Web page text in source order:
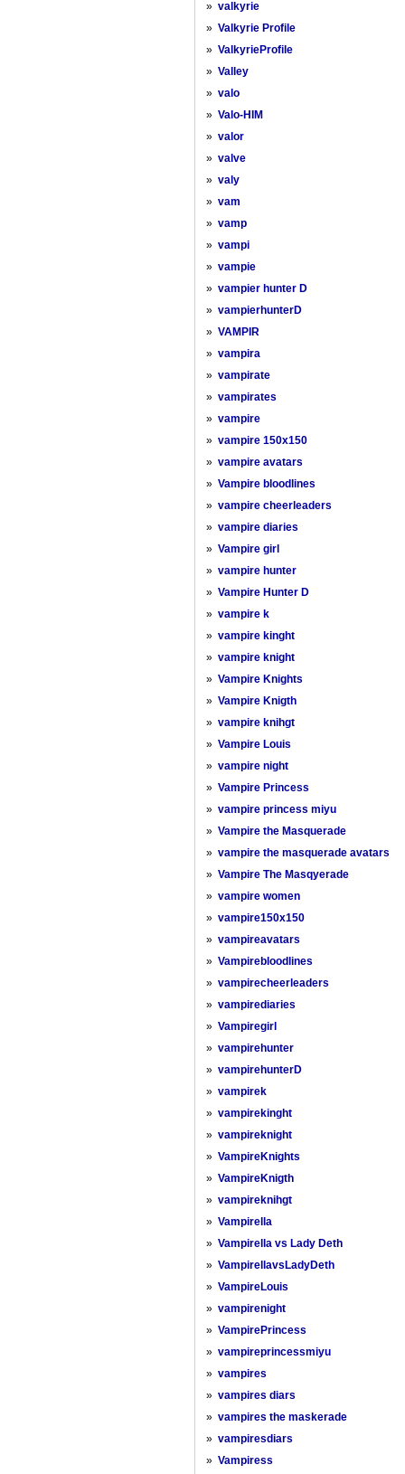
» valkyrie
» Valkyrie Profile
» ValkyrieProfile
» Valley
» valo
» Valo-HIM
» valor
» valve
» valy
» vam
» vamp
» vampi
» vampie
» vampier hunter D
» vampierhunterD
» VAMPIR
» vampira
» vampirate
» vampirates
» vampire
» vampire 150x150
» vampire avatars
» Vampire bloodlines
» vampire cheerleaders
» vampire diaries
» Vampire girl
» vampire hunter
» Vampire Hunter D
» vampire k
» vampire kinght
» vampire knight
» Vampire Knights
» Vampire Knigth
» vampire knihgt
» Vampire Louis
» vampire night
» Vampire Princess
» vampire princess miyu
» Vampire the Masquerade
» vampire the masquerade avatars
» Vampire The Masqyerade
» vampire women
» vampire150x150
» vampireavatars
» Vampirebloodlines
» vampirecheerleaders
» vampirediaries
» Vampiregirl
» vampirehunter
» vampirehunterD
» vampirek
» vampirekinght
» vampireknight
» VampireKnights
» VampireKnigth
» vampireknihgt
» Vampirella
» Vampirella vs Lady Deth
» VampirellavsLadyDeth
» VampireLouis
» vampirenight
» VampirePrincess
» vampireprincessmiyu
» vampires
» vampires diars
» vampires the maskerade
» vampiresdiars
» Vampiress